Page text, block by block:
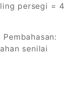
persegi = 4
senilai